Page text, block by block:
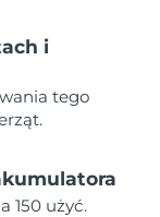
i
tego
150 użyć.